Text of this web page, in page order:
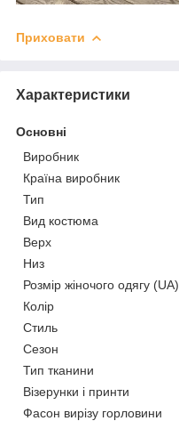
Приховати
Характеристики
Основні
Виробник
Країна виробник
Тип
Вид костюма
Верх
Низ
Розмір жіночого одягу (UA)
Колір
Стиль
Сезон
Тип тканини
Візерунки і принти
Фасон вирізу горловини